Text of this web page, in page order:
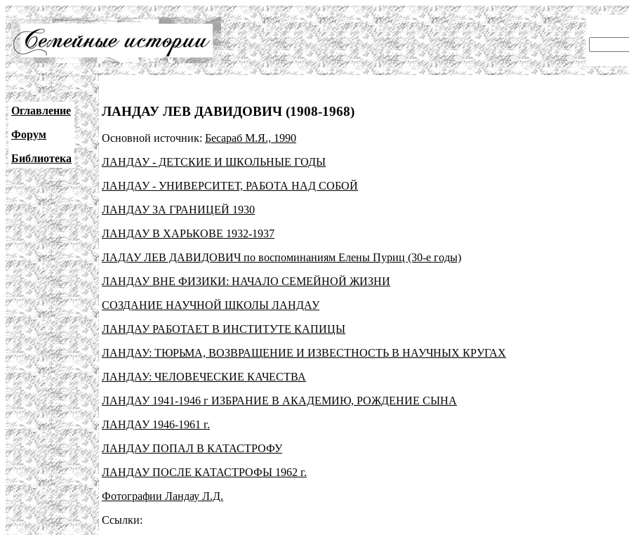
Оглавление
Форум
Библиотека
ЛАНДАУ ЛЕВ ДАВИДОВИЧ (1908-1968)
Основной источник: Бесараб М.Я., 1990
ЛАНДАУ - ДЕТСКИЕ И ШКОЛЬНЫЕ ГОДЫ
ЛАНДАУ - УНИВЕРСИТЕТ, РАБОТА НАД СОБОЙ
ЛАНДАУ ЗА ГРАНИЦЕЙ 1930
ЛАНДАУ В ХАРЬКОВЕ 1932-1937
ЛАДАУ ЛЕВ ДАВИДОВИЧ по воспоминаниям Елены Пуриц (30-е годы)
ЛАНДАУ ВНЕ ФИЗИКИ: НАЧАЛО СЕМЕЙНОЙ ЖИЗНИ
СОЗДАНИЕ НАУЧНОЙ ШКОЛЫ ЛАНДАУ
ЛАНДАУ РАБОТАЕТ В ИНСТИТУТЕ КАПИЦЫ
ЛАНДАУ: ТЮРЬМА, ВОЗВРАЩЕНИЕ И ИЗВЕСТНОСТЬ В НАУЧНЫХ КРУГАХ
ЛАНДАУ: ЧЕЛОВЕЧЕСКИЕ КАЧЕСТВА
ЛАНДАУ 1941-1946 г ИЗБРАНИЕ В АКАДЕМИЮ, РОЖДЕНИЕ СЫНА
ЛАНДАУ 1946-1961 г.
ЛАНДАУ ПОПАЛ В КАТАСТРОФУ
ЛАНДАУ ПОСЛЕ КАТАСТРОФЫ 1962 г.
Фотографии Ландау Л.Д.
Ссылки: